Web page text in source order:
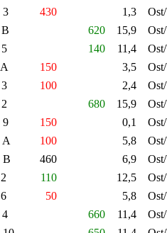
3 430 1,3
B 620 15,9
5 140 11,4
A 150 3,5
3 100 2,4
2 680 15,9
9 150 0,1
A 100 5,8
B 460 6,9
2 110 12,5
6 50 5,8
4 660 11,4